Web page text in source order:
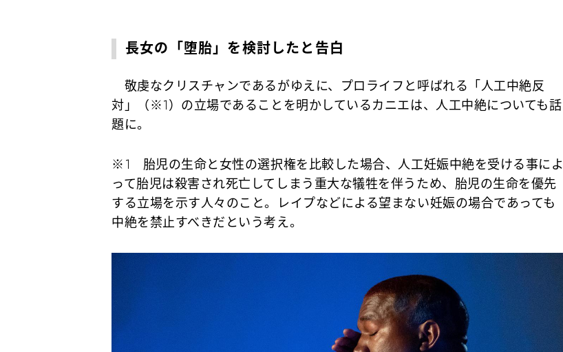
長女の「堕胎」を検討したと告白
敬虔なクリスチャンであるがゆえに、プロライフと呼ばれる「人工中絶反
対」（※1）の立場であることを明かしているカニエは、人工中絶についても話
題に。
※1 胎児の生命と女性の選択権を比較した場合、人工妊娠中絶を受ける事によ
って胎児は殺害され死亡してしまう重大な犠牲を伴うため、胎児の生命を優先
する立場を示す人々のこと。レイプなどによる望まない妊娠の場合であっても
中絶を禁止すべきだという考え。